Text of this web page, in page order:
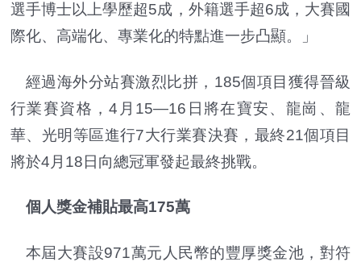
選手博士以上學歷超5成，外籍選手超6成，大賽國
際化、高端化、專業化的特點進一步凸顯。」
經過海外分站賽激烈比拼，185個項目獲得晉級
行業賽資格，4月15—16日將在寶安、龍崗、龍
華、光明等區進行7大行業賽決賽，最終21個項目
將於4月18日向總冠軍發起最終挑戰。
個人獎金補貼最高175萬
本屆大賽設971萬元人民幣的豐厚獎金池，對符